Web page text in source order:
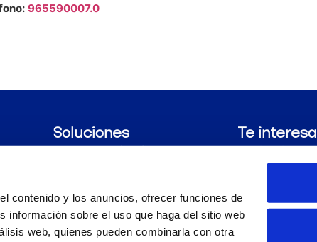
contenido y los anuncios, ofrecer funciones de
información sobre el uso que haga del sitio web
web, quienes pueden combinarla con otra
965590007.0
Soluciones
Uñas Quebradizas
Productos
Te interesa
Ciencia